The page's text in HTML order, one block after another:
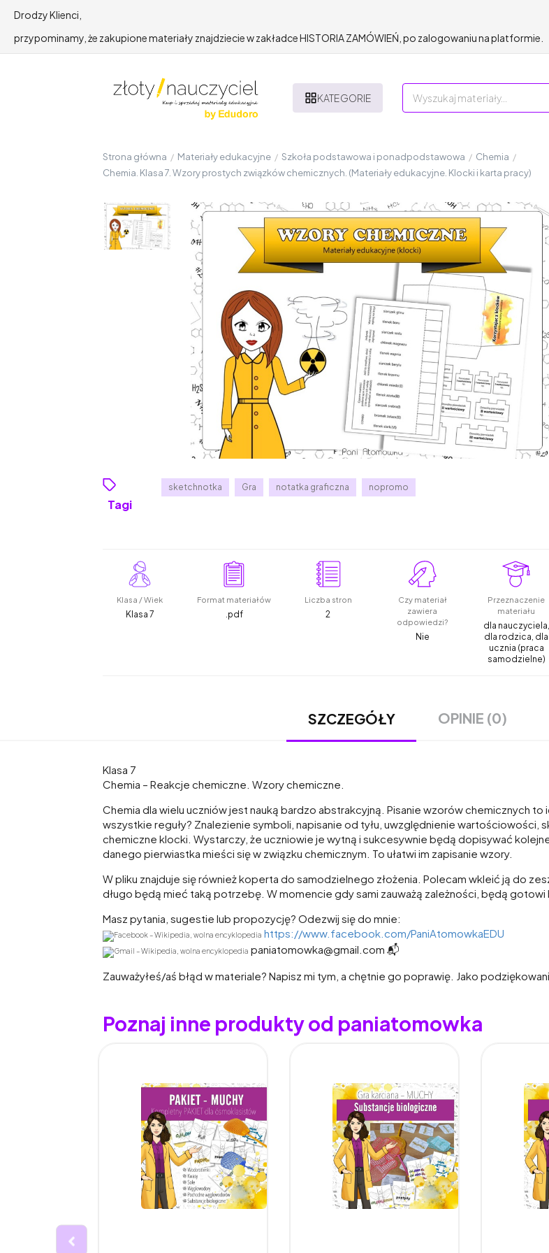
Drodzy Klienci,
przypominamy, że zakupione materiały znajdziecie w zakładce HISTORIA ZAMÓWIEŃ, po zalogowaniu na platformie.
KATEGORIE
Strona główna / Materiały edukacyjne / Szkoła podstawowa i ponadpodstawowa / Chemia /
Chemia. Klasa 7. Wzory prostych związków chemicznych. (Materiały edukacyjne. Klocki i karta pracy)
Tagi
sketchnotka Gra notatka graficzna nopromo
Klasa / Wiek
Klasa 7
Format materiałów
.pdf
Liczba stron
2
Czy materiał
zawiera
odpowiedzi?
Nie
Przeznaczenie
materiału
dla nauczyciela,
dla rodzica, dla
ucznia (praca
samodzielne)
SZCZEGÓŁY OPINIE (0)
Klasa 7
Chemia – Reakcje chemiczne. Wzory chemiczne.
Chemia dla wielu uczniów jest nauką bardzo abstrakcyjną. Pisanie wzorów chemicznych
wszystkie reguły? Znalezienie symboli, napisanie od tyłu, uwzględnienie
chemiczne klocki. Wystarczy, że uczniowie je wytną i sukcesywnie będą dopisywać
danego pierwiastka mieści się w związku chemicznym. To ułatwi im zapisanie wzory.
W pliku znajduje się również koperta do samodzielnego złożenia. Polecam wkleić ją do
długo będą mieć taką potrzebę. W momencie gdy sami zauważą zależności, będą gotowi
Masz pytania, sugestie lub propozycję? Odezwij się do mnie:
https://www.facebook.com/PaniAtomowkaEDU
paniatomowka@gmail.com 📬
Zauważyłeś/aś błąd w materiale? Napisz mi tym, a chętnie go poprawię. Jako
Poznaj inne produkty od paniatomowka